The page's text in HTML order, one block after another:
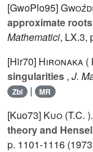
[GwoPlo95]
approximate
Mathematici, LX.3,
[Hir70] Hironaka (
singularities , J.
Zbl | MR
[Kuo73] Kuo (T.C. ).
theory and
p. 1101-1116